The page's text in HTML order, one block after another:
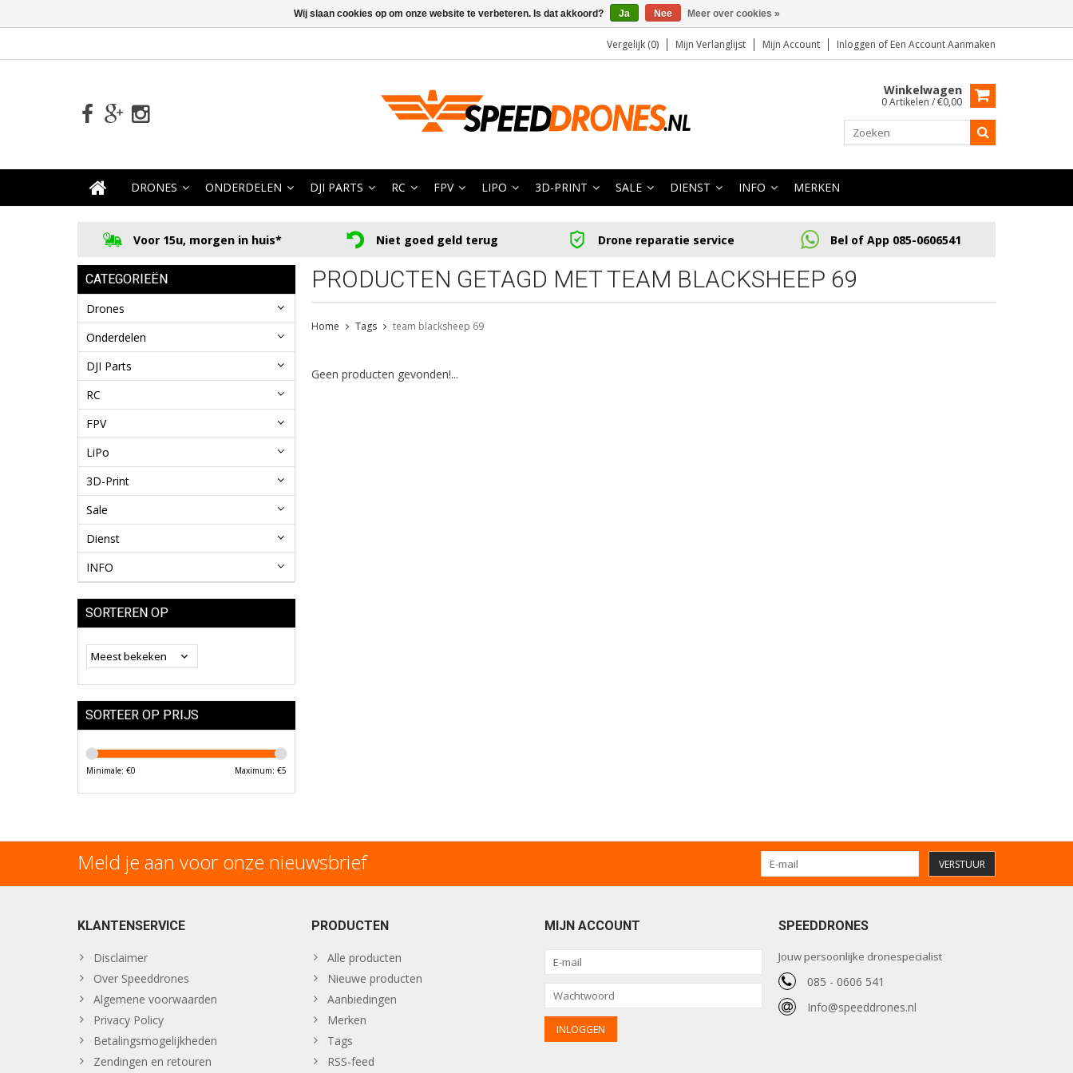
Vergelijk (0) Mijn Verlanglijst Mijn Account Inloggen of Een Account Aanmaken
Winkelwagen
0 Artikelen / €0,00
DRONES ONDERDELEN DJI PARTS RC FPV LIPO 3D-PRINT SALE DIENST INFO MERKEN
Voor 15u, morgen in huis* Niet goed geld terug Drone reparatie service Bel of App 085-0606541
CATEGORIEËN
Drones
Onderdelen
DJI Parts
RC
FPV
LiPo
3D-Print
Sale
Dienst
INFO
SORTEREN OP
SORTEER OP PRIJS
Minimale: €0 Maximum: €5
PRODUCTEN GETAGD MET TEAM BLACKSHEEP 69
Home Tags team blacksheep 69
Geen producten gevonden!...
Meld je aan voor onze nieuwsbrief VERSTUUR
KLANTENSERVICE
Disclaimer
Over Speeddrones
Algemene voorwaarden
Privacy Policy
Betalingsmogelijkheden
Zendingen en retouren
PRODUCTEN
Alle producten
Nieuwe producten
Aanbiedingen
Merken
Tags
RSS-feed
MIJN ACCOUNT SPEEDDRONES
Jouw persoonlijke dronespecialist
085 - 0606 541
Info@speeddrones.nl
Wij slaan cookies op om onze website te verbeteren. Is dat akkoord? Ja Nee Meer over cookies »